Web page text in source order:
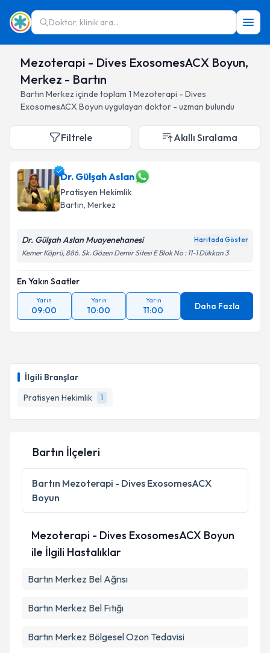
Doktor, klinik ara...
Mezoterapi - Dives ExosomesACX Boyun,
Merkez - Bartın
Bartın Merkez içinde toplam 1 Mezoterapi - Dives
ExosomesACX Boyun uygulayan doktor - uzman bulundu
İlgili Branşlar
Pratisyen Hekimlik
1
Filtrele Akıllı Sıralama
Dr. Gülşah Aslan
Pratisyen Hekimlik
Bartın, Merkez
Dr. Gülşah Aslan Muayenehanesi Haritada Göster
Kemer Köprü, 886. Sk. Gözen Demir Sitesi E Blok No : 11-1 Dükkan 3
En Yakın Saatler
Yarın
09:00
Yarın
10:00
Yarın
11:00 Daha Fazla
Bartın İlçeleri
Bartın Mezoterapi - Dives ExosomesACX
Boyun
Mezoterapi - Dives ExosomesACX Boyun
ile İlgili Hastalıklar
Bartın Merkez Bel Ağrısı
Bartın Merkez Bel Fıtığı
Bartın Merkez Bölgesel Ozon Tedavisi